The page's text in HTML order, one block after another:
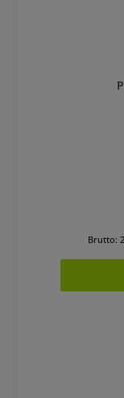
Brutto: